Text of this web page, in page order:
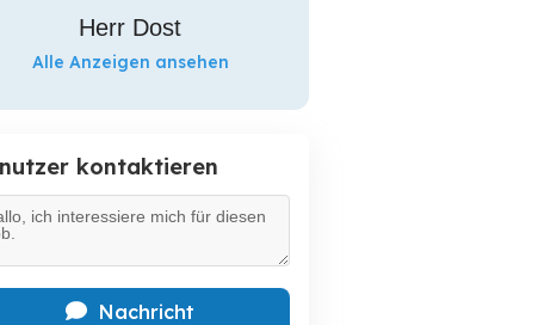
Herr Dost
Alle Anzeigen ansehen
kontaktieren
Nachricht